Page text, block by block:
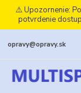
⚠️ Upozornenie:
potvrdenie
opravy@opravy.sk